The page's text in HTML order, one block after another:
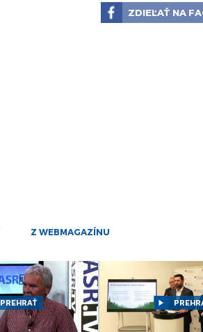
ZDIEĽAŤ NA
Z WEBMAGAZÍNU
PREHRAŤ